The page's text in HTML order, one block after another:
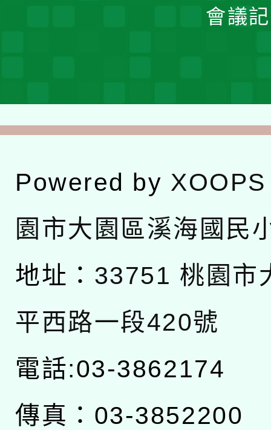
會議
Powered by XOOPS
園市大園區溪海國民
地址： 33751 桃園市
平西路一段420號
電話:03-3862174
傳真：03-3852200